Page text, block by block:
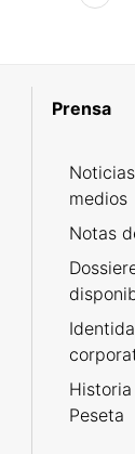
Prensa
medios
Notas
Peseta